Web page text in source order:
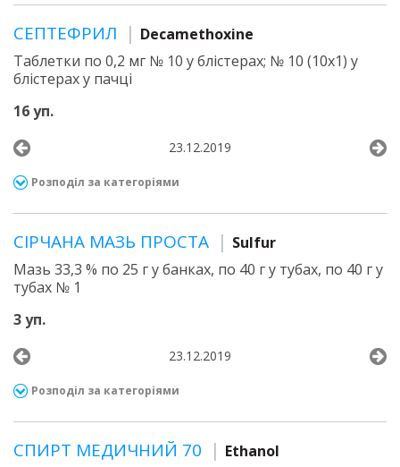
СЕПТЕФРИЛ
Decamethoxine
Таблетки по 0,2 мг № 10 у блістерах; № 10 (10х1) у
блістерах у пачці
16 уп.
23.12.2019
Розподіл за категоріями
СІРЧАНА МАЗЬ ПРОСТА
Sulfur
Мазь 33,3 % по 25 г у банках, по 40 г у тубах, по 40 г у
тубах № 1
3 уп.
23.12.2019
Розподіл за категоріями
СПИРТ МЕДИЧНИЙ 70
Ethanol